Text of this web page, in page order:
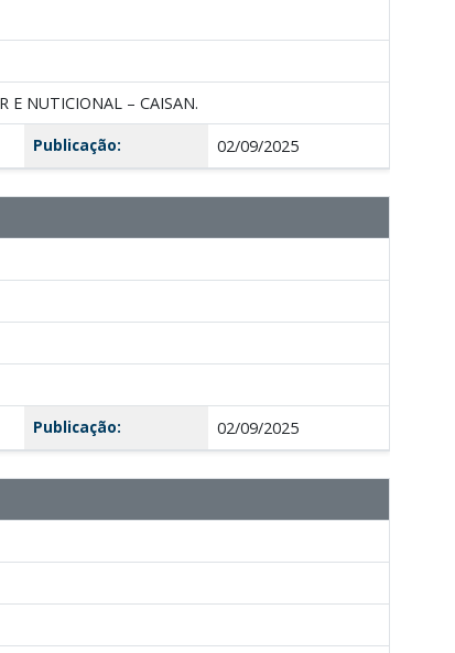
E NUTICIONAL – CAISAN.
Publicação: 02/09/2025
Publicação: 02/09/2025